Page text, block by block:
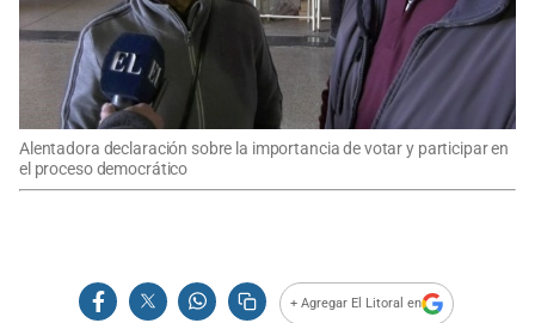
Alentadora declaración sobre la importancia de votar y participar en
el proceso democrático
+ Agregar El Litoral en